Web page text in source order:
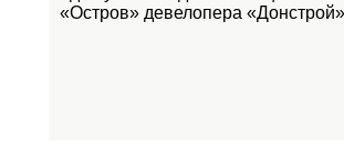
«Остров» девелопера